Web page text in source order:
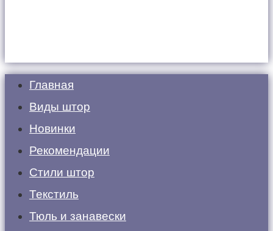
Главная
Виды штор
Новинки
Рекомендации
Стили штор
Текстиль
Тюль и занавески